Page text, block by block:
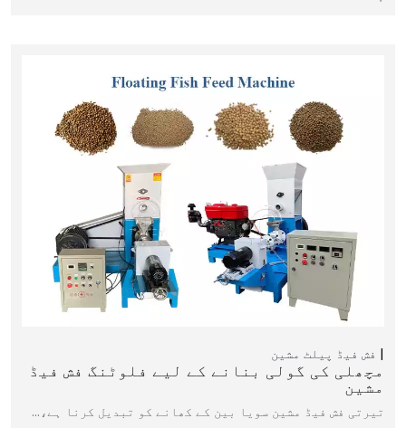
فش فیڈ پیلٹ مشین
مچھلی کی گولی بنانے کے لیے فلوٹنگ فش فیڈ
مشین
تیرتی فش فیڈ مشین سویا بین کے کھانے کو تبدیل کرنا ہے،…